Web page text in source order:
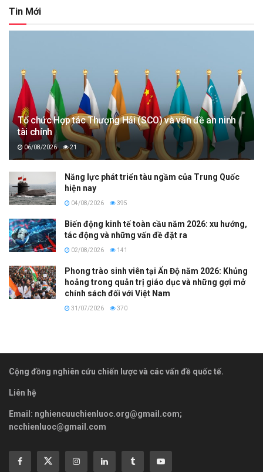
Tin Mới
Tổ chức Hợp tác Thượng Hải (SCO) và vấn đề an ninh
tài chính
06/08/2026 21
Năng lực phát triển tàu ngầm của Trung Quốc
hiện nay
04/08/2026 395
Biến động kinh tế toàn cầu năm 2026: xu hướng,
tác động và những vấn đề đặt ra
02/08/2026 141
Phong trào sinh viên tại Ấn Độ năm 2026: Khủng
hoảng trong quản trị giáo dục và những gợi mở
chính sách đối với Việt Nam
31/07/2026 370
Cộng đồng nghiên cứu chiến lược và các vấn đề quốc tế.
Liên hệ
Email: nghiencuuchienluoc.org@gmail.com;
ncchienluoc@gmail.com